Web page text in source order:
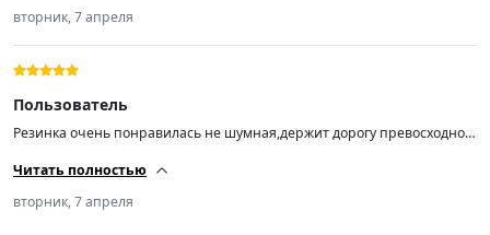
вторник, 7 апреля
Пользователь
Резинка очень понравилась не шумная,держит дорогу превосходно и
выискивать конец 25-го начало 26-го т.к. не собираюсь на ней ездить
15 грамм шиномонтажник удивился🤩) да и за эти деньги вообще
Читать полностью
вторник, 7 апреля